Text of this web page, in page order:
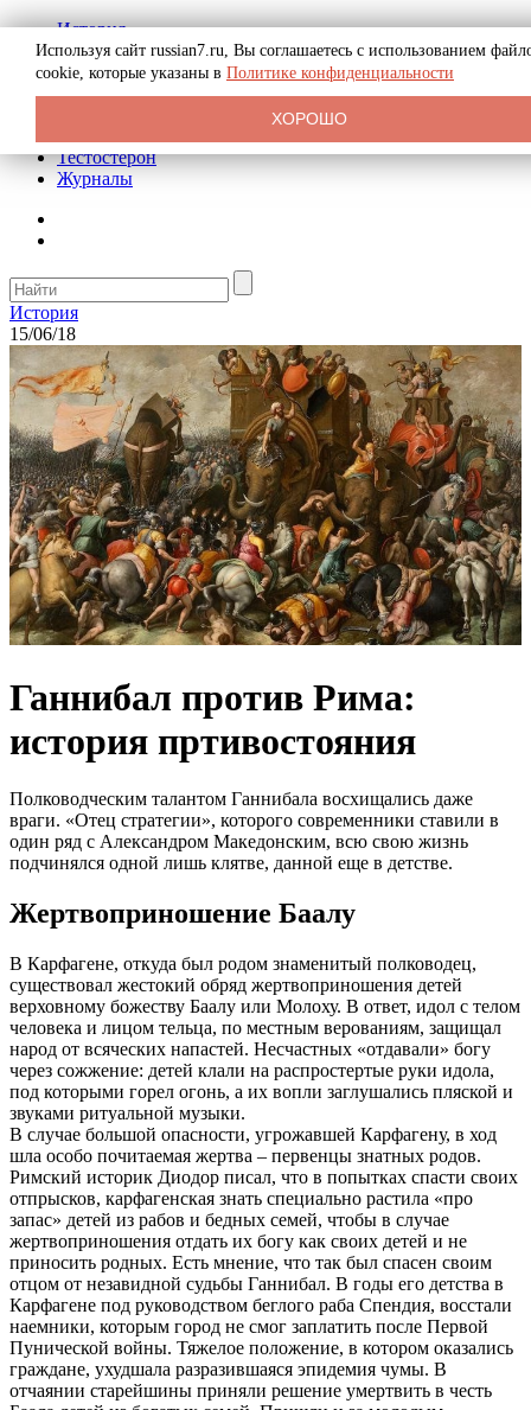
История
Биография
Криминал
Реклама на сайте
Тестостерон
Журналы
История
15/06/18
Ганнибал против Рима:
история пртивостояния
Полководческим талантом Ганнибала восхищались даже
враги. «Отец стратегии», которого современники ставили в
один ряд с Александром Македонским, всю свою жизнь
подчинялся одной лишь клятве, данной еще в детстве.
Жертвоприношение Баалу
В Карфагене, откуда был родом знаменитый полководец,
существовал жестокий обряд жертвоприношения детей
верховному божеству Баалу или Молоху. В ответ, идол с телом
человека и лицом тельца, по местным верованиям, защищал
народ от всяческих напастей. Несчастных «отдавали» богу
через сожжение: детей клали на распростертые руки идола,
под которыми горел огонь, а их вопли заглушались пляской и
звуками ритуальной музыки.
В случае большой опасности, угрожавшей Карфагену, в ход
шла особо почитаемая жертва – первенцы знатных родов.
Римский историк Диодор писал, что в попытках спасти своих
отпрысков, карфагенская знать специально растила «про
запас» детей из рабов и бедных семей, чтобы в случае
жертвоприношения отдать их богу как своих детей и не
приносить родных. Есть мнение, что так был спасен своим
отцом от незавидной судьбы Ганнибал. В годы его детства в
Карфагене под руководством беглого раба Спендия, восстали
наемники, которым город не смог заплатить после Первой
Пунической войны. Тяжелое положение, в котором оказались
граждане, ухудшала разразившаяся эпидемия чумы. В
отчаянии старейшины приняли решение умертвить в честь
Используя сайт russian7.ru, Вы соглашаетесь с использованием
cookie, которые указаны в Политике конфиденциальности
ХОРОШО